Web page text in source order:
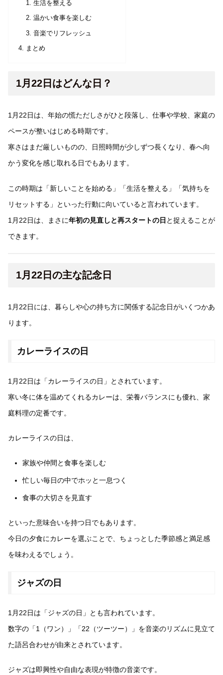
生活を整える
温かい食事を楽しむ
音楽でリフレッシュ
まとめ
1月22日はどんな日？
1月22日は、年始の慌ただしさがひと段落し、仕事や学校、家庭の
ペースが整いはじめる時期です。
寒さはまだ厳しいものの、日照時間が少しずつ長くなり、春へ向
かう変化を感じ取れる日でもあります。
この時期は「新しいことを始める」「生活を整える」「気持ちを
リセットする」といった行動に向いていると言われています。
1月22日は、まさに年初の見直しと再スタートの日 と捉えることが
できます。
1月22日の主な記念日
1月22日には、暮らしや心の持ち方に関係する記念日がいくつかあ
ります。
カレーライスの日
1月22日は「カレーライスの日」とされています。
寒い冬に体を温めてくれるカレーは、栄養バランスにも優れ、家
庭料理の定番です。
カレーライスの日は、
家族や仲間と食事を楽しむ
忙しい毎日の中でホッと一息つく
食事の大切さを見直す
といった意味合いを持つ日でもあります。
今日の夕食にカレーを選ぶことで、ちょっとした季節感と満足感
を味わえるでしょう。
ジャズの日
1月22日は「ジャズの日」とも言われています。
数字の「1（ワン）」「22（ツーツー）」を音楽のリズムに見立て
た語呂合わせが由来とされています。
ジャズは即興性や自由な表現が特徴の音楽です。